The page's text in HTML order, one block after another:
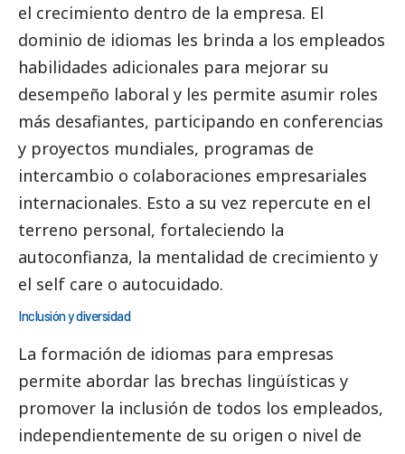
el crecimiento dentro de la empresa. El
dominio de idiomas les brinda a los empleados
habilidades adicionales para mejorar su
desempeño laboral y les permite asumir roles
más desafiantes, participando en conferencias
y proyectos mundiales, programas de
intercambio o colaboraciones empresariales
internacionales. Esto a su vez repercute en el
terreno personal, fortaleciendo la
autoconfianza, la mentalidad de crecimiento y
el self care o autocuidado.
Inclusión y diversidad
La formación de idiomas para empresas
permite abordar las brechas lingüísticas y
promover la inclusión de todos los empleados,
independientemente de su origen o nivel de